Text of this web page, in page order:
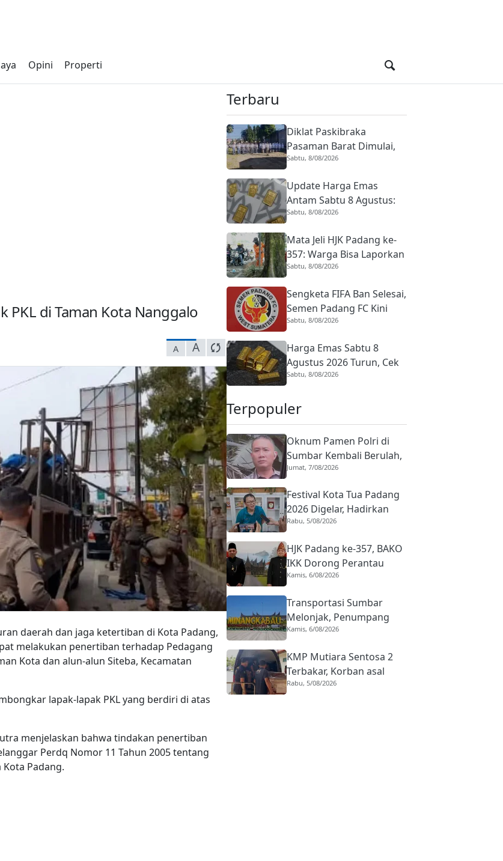
Opini Properti
PKL di Taman Kota Nanggalo
A A
daerah dan jaga ketertiban di Kota Padang,
melakukan penertiban terhadap Pedagang
Kota dan alun-alun Siteba, Kecamatan
lapak-lapak PKL yang berdiri di atas
menjelaskan bahwa tindakan penertiban
Perdq Nomor 11 Tahun 2005 tentang
Padang.
Terbaru
Diklat Paskibraka
Pasaman Barat Dimulai,
45 Capaska Disiapkan
Sabtu, 8/08/2026
Update Harga Emas
Antam Sabtu 8 Agustus:
Harga Buyback Ikut Turun
Sabtu, 8/08/2026
Mata Jeli HJK Padang ke-
357: Warga Bisa Laporkan
Kondisi Kebersihan, Tak
Medsos
Sabtu, 8/08/2026
Sengketa FIFA Ban Selesai,
Semen Padang FC Kini
Bisa Daftarkan Pemain
Sabtu, 8/08/2026
Harga Emas Sabtu 8
Agustus 2026 Turun, Cek
Daftar Lengkapnya
Sabtu, 8/08/2026
Terpopuler
Oknum Pamen Polri di
Sumbar Kembali Berulah,
Dirreskrimum Diduga
dengan Seorang Sopir
Jumat, 7/08/2026
Festival Kota Tua Padang
2026 Digelar, Hadirkan
Peserta Barongsai dari
Rabu, 5/08/2026
HJK Padang ke-357, BAKO
IKK Dorong Perantau
Perkuat Budaya hingga
Kamis, 6/08/2026
Transportasi Sumbar
Melonjak, Penumpang
Pesawat Domestik dari
Persen
Kamis, 6/08/2026
KMP Mutiara Sentosa 2
Terbakar, Korban asal
Sumbar Rino Eka Putra
Rabu, 5/08/2026